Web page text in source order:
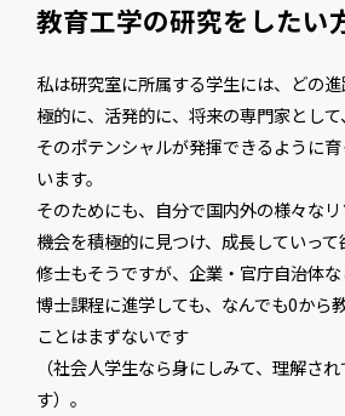
教育工学の研究をしたい
私は研究室に所属する学生には、どの
極的に、活発的に、将来の専門家として、
そのポテンシャルが発揮できるように
います。
そのためにも、自分で国内外の様々な
機会を積極的に見つけ、成長していって
修士もそうですが、企業・官庁自治体
博士課程に進学しても、なんでも0から
ことはまずないです
（社会人学生なら身にしみて、理解さ
す）。